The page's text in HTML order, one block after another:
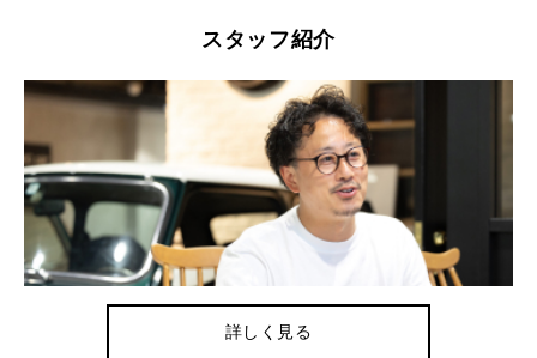
スタッフ紹介
詳しく見る